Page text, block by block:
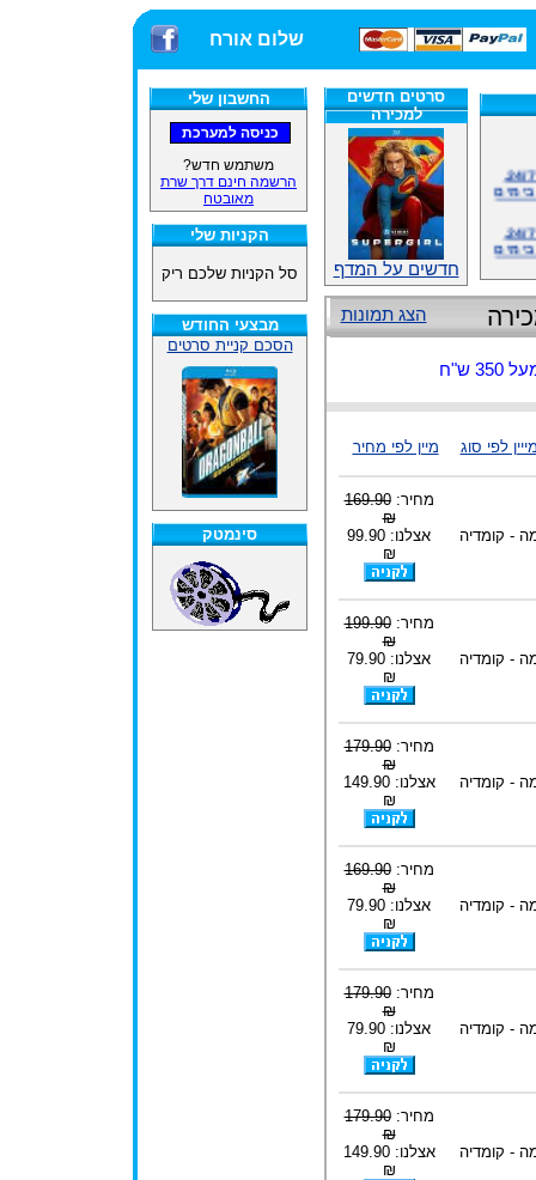
שלום אורח
החשבון שלי
משתמש חדש?
הרשמה חינם דרך שרת
מאובטח
הקניות שלי
סל הקניות שלכם ריק
מבצעי החודש
הסכם קניית סרטים
סינמטק
סרטים חדשים
למכירה
חדשים על המדף
הצג תמונות
ש"ח
לפי סוג מיין לפי מחיר
- קומדיה
מחיר:169.90
₪
אצלנו: 99.90
₪
- קומדיה
מחיר:199.90
₪
אצלנו: 79.90
₪
- קומדיה
מחיר:179.90
₪
אצלנו: 149.90
₪
- קומדיה
מחיר:169.90
₪
אצלנו: 79.90
₪
- קומדיה
מחיר:179.90
₪
אצלנו: 79.90
₪
- קומדיה
מחיר:179.90
₪
אצלנו: 149.90
₪